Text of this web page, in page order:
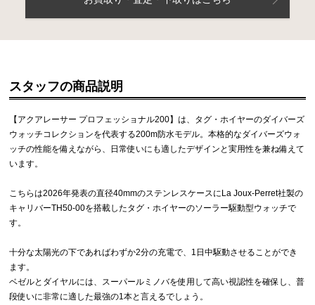
スタッフの商品説明
【アクアレーサー プロフェッショナル200】は、タグ・ホイヤーのダイバーズ
ウォッチコレクションを代表する200m防水モデル。本格的なダイバーズウォ
ッチの性能を備えながら、日常使いにも適したデザインと実用性を兼ね備えて
います。
こちらは2026年発表の直径40mmのステンレスケースにLa Joux-Perret社製の
キャリバーTH50-00を搭載したタグ・ホイヤーのソーラー駆動型ウォッチで
す。
十分な太陽光の下であればわずか2分の充電で、1日中駆動させることができ
ます。
ベゼルとダイヤルには、スーパールミノバを使用して高い視認性を確保し、普
段使いに非常に適した最強の1本と言えるでしょう。